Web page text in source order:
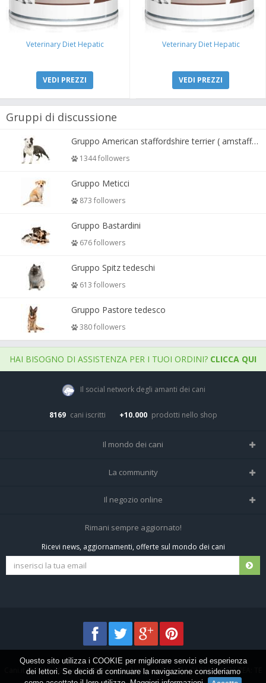
Veterinary Diet Hepatic
VEDI PREZZI
Veterinary Diet Hepatic
VEDI PREZZI
Gruppi di discussione
Gruppo American staffordshire terrier ( amstaff, amastaff )
1344 followers
Gruppo Meticci
873 followers
Gruppo Bastardini
676 followers
Gruppo Spitz tedeschi
613 followers
Gruppo Pastore tedesco
380 followers
HAI BISOGNO DI ASSISTENZA PER I TUOI ORDINI? CLICCA QUI
Il social network degli amanti dei cani
8169 cani iscritti +10.000 prodotti nello shop
Il mondo dei cani
Tutte le razze
La community
Home
Tutti i cani iscritti
Il negozio online
Negozio per cani
Spedizioni e resi
Rimani sempre aggiornato!
Ricevi news, aggiornamenti, offerte sul mondo dei cani
Cani.it © 2013-2026 •Privacy•Frezza Network S.R.L. P.I. 01821400676 REA: TE
Questo sito utilizza i COOKIE per migliorare servizi ed esperienza
dei lettori. Se decidi di continuare la navigazione consideriamo